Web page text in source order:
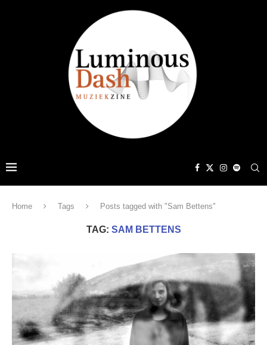
Home Tags Posts tagged with "Sam Bettens"
TAG: SAM BETTENS